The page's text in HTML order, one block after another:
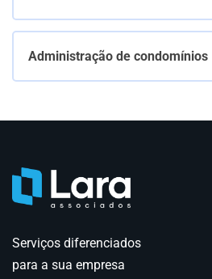
Administração de condomínios
Serviços diferenciados
para a sua empresa